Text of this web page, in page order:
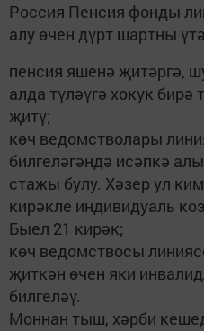
Россия Пенсия фонды
алу өчен дүрт шартны
пенсия яшенә җитәргә,
алда түләүгә хокук бирә
җитү;
көч ведомстволары
билгеләгәндә исәпкә
стажы булу. Хәзер ул
кирәкле индивидуаль
Быел 21 кирәк;
көч ведомствосы
җиткән өчен яки
билгеләү.
Моннан тыш, хәрби